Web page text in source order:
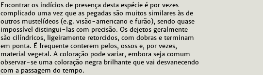
Encontrar os indícios de presença desta espécie é por vezes
complicado uma vez que as pegadas são muitos similares às de
outros mustelídeos (e.g. visão-americano e furão), sendo quase
impossível distingui-las com precisão. Os dejetos geralmente
são cilíndricos, ligeiramente retorcidos, com dobras e terminam
em ponta. É frequente conterem pelos, ossos e, por vezes,
material vegetal. A coloração pode variar, embora seja comum
observar-se uma coloração negra brilhante que vai desvanecendo
com a passagem do tempo.